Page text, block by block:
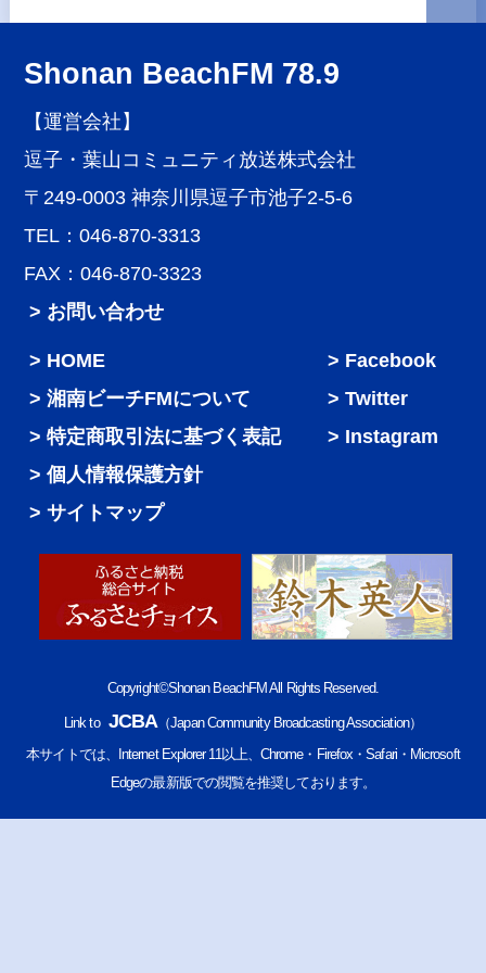
Shonan BeachFM 78.9
【運営会社】
逗子・葉山コミュニティ放送株式会社
〒249-0003 神奈川県逗子市池子2-5-6
TEL：046-870-3313
FAX：046-870-3323
> お問い合わせ
HOME
湘南ビーチFMについて
特定商取引法に基づく表記
個人情報保護方針
サイトマップ
Facebook
Twitter
Instagram
Copyright©Shonan BeachFM All Rights Reserved.
Link to JCBA（Japan Community Broadcasting Association）
本サイトでは、Internet Explorer 11以上、Chrome・Firefox・Safari・Microsoft
Edgeの最新版での閲覧を推奨しております。